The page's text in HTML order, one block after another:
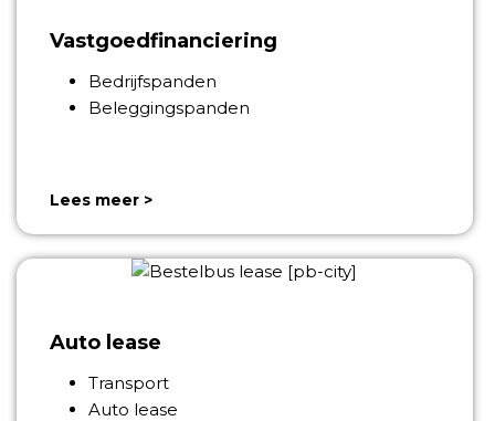
Vastgoedfinanciering
Bedrijfspanden
Beleggingspanden
Lees meer >
Auto lease
Transport
Auto lease